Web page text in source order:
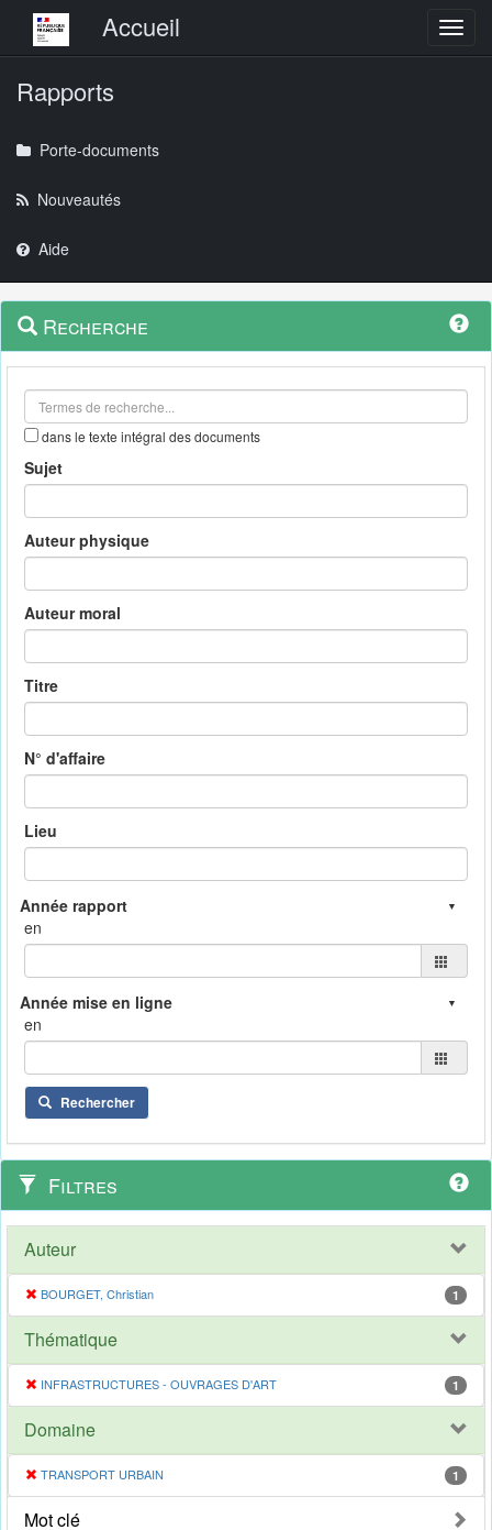
Menu principalAccueil
Rapports
Porte-documents
Nouveautés
Aide
Navigation
outils
Menu
contextuel
Recherche
dans le texte intégral des documents
Sujet
Auteur physique
Auteur moral
Titre
N° d'affaire
Lieu
en
en
Rechercher
Filtres
Auteur
BOURGET, Christian 1
Thématique
INFRASTRUCTURES - OUVRAGES D'ART 1
Domaine
TRANSPORT URBAIN 1
Mot clé